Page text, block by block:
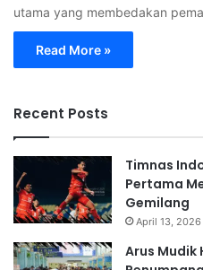
utama yang membedakan
Read More »
Recent Posts
Timnas
Pertama
Gemilang
April 13, 2026
Arus Mudik